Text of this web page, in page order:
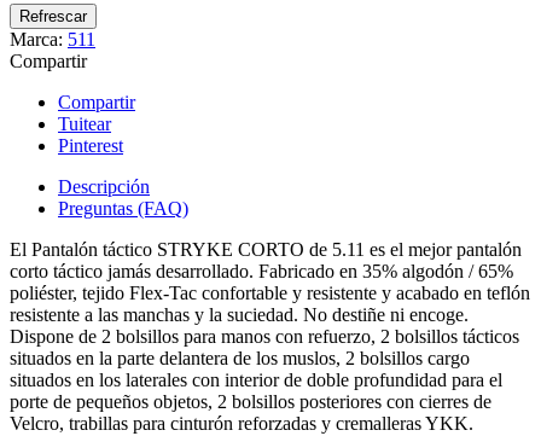
Marca: 511
Compartir
Compartir
Tuitear
Pinterest
Descripción
Preguntas (FAQ)
El Pantalón táctico STRYKE CORTO de 5.11 es el mejor pantalón
corto táctico jamás desarrollado. Fabricado en 35% algodón / 65%
poliéster, tejido Flex-Tac confortable y resistente y acabado en teflón
resistente a las manchas y la suciedad. No destiñe ni encoge.
Dispone de 2 bolsillos para manos con refuerzo, 2 bolsillos tácticos
situados en la parte delantera de los muslos, 2 bolsillos cargo
situados en los laterales con interior de doble profundidad para el
porte de pequeños objetos, 2 bolsillos posteriores con cierres de
Velcro, trabillas para cinturón reforzadas y cremalleras YKK.